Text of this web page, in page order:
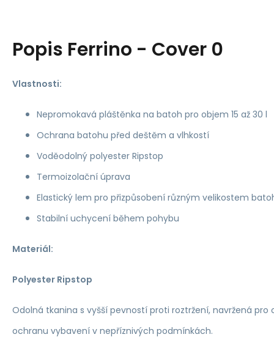
Popis Ferrino - Cover 0
Vlastnosti:
Nepromokavá pláštěnka na batoh pro objem 15 až 30 l
Ochrana batohu před deštěm a vlhkostí
Voděodolný polyester Ripstop
Termoizolační úprava
Elastický lem pro přizpůsobení různým velikostem
Stabilní uchycení během pohybu
Materiál:
Polyester Ripstop
Odolná tkanina s vyšší pevností proti roztržení, navržená
ochranu vybavení v nepříznivých podmínkách.